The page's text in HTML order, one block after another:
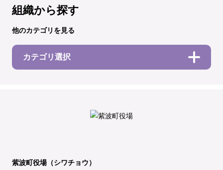
組織から探す
他のカテゴリを見る
カテゴリ選択
紫波町役場（シワチョウ）